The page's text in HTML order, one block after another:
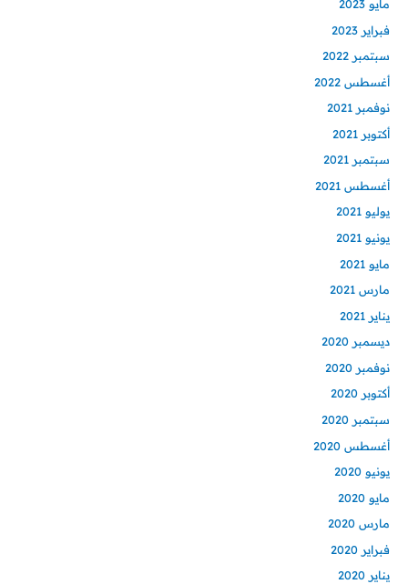
مايو 2023
فبراير 2023
سبتمبر 2022
أغسطس 2022
نوفمبر 2021
أكتوبر 2021
سبتمبر 2021
أغسطس 2021
يوليو 2021
يونيو 2021
مايو 2021
مارس 2021
يناير 2021
ديسمبر 2020
نوفمبر 2020
أكتوبر 2020
سبتمبر 2020
أغسطس 2020
يونيو 2020
مايو 2020
مارس 2020
فبراير 2020
يناير 2020